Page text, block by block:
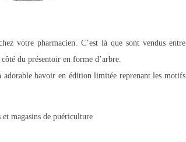
votre pharmacien. C’est là que sont vendus entre
du présentoir en forme d’arbre.
adorable bavoir en édition limitée reprenant les motifs
magasins de puériculture